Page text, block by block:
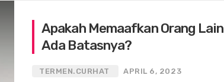
Apakah Memaafkan Orang Lain
Ada Batasnya?
TERMEN.CURHAT APRIL 6, 2023